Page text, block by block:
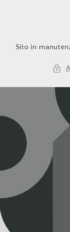
Sito in